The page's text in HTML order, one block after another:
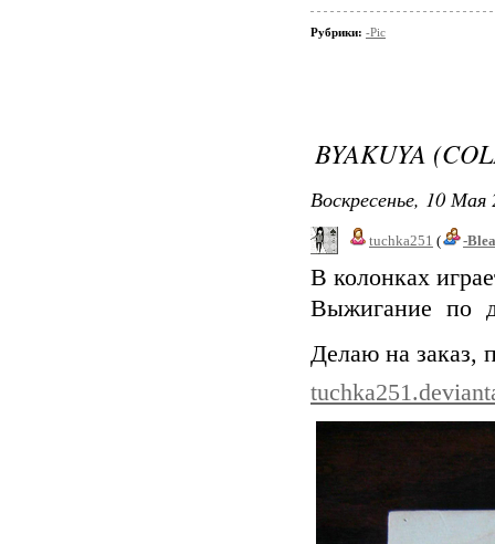
Рубрики: -Pic
BYAKUYA
Воскресенье, 10
tuchka251 ( -
В колонках
Выжигание по
Делаю на заказ,